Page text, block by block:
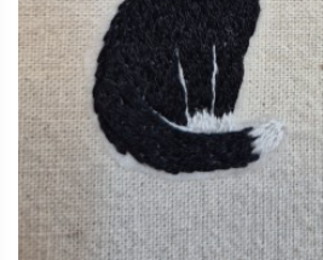
생활 자수 / 프랑스 자수
2026.02.22오산한국문화센터